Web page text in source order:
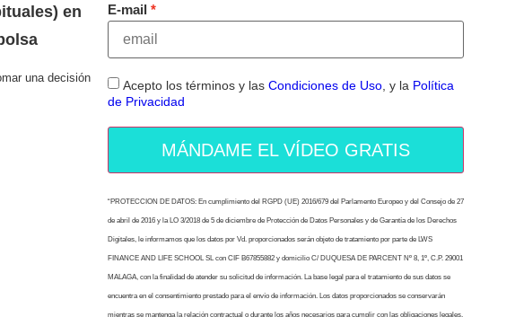
en
una decisión
E-mail
Acepto los términos y las Condiciones de Uso, y la Política
de Privacidad
MÁNDAME EL VÍDEO GRATIS
“PROTECCION DE DATOS: En cumplimiento del RGPD (UE) 2016/679 del Parlamento Europeo y del Consejo de 27
de abril de 2016 y la LO 3/2018 de 5 de diciembre de Protección de Datos Personales y de Garantía de los Derechos
Digitales, le informamos que los datos por Vd. proporcionados serán objeto de tratamiento por parte de LWS
FINANCE AND LIFE SCHOOL SL con CIF B67855882 y domicilio C/ DUQUESA DE PARCENT Nº 8, 1º, C.P. 29001
MALAGA, con la finalidad de atender su solicitud de información. La base legal para el tratamiento de sus datos se
encuentra en el consentimiento prestado para el envío de información. Los datos proporcionados se conservarán
mientras se mantenga la relación contractual o durante los años necesarios para cumplir con las obligaciones legales.